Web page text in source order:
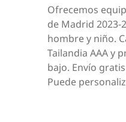
Ofrecemos
de Madrid 2023-
hombre y niño.
Tailandia AAA y
bajo. Envío
Puede